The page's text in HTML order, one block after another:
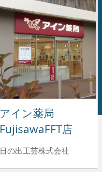
アイン薬局
FujisawaFFT店
日の出工芸株式会社